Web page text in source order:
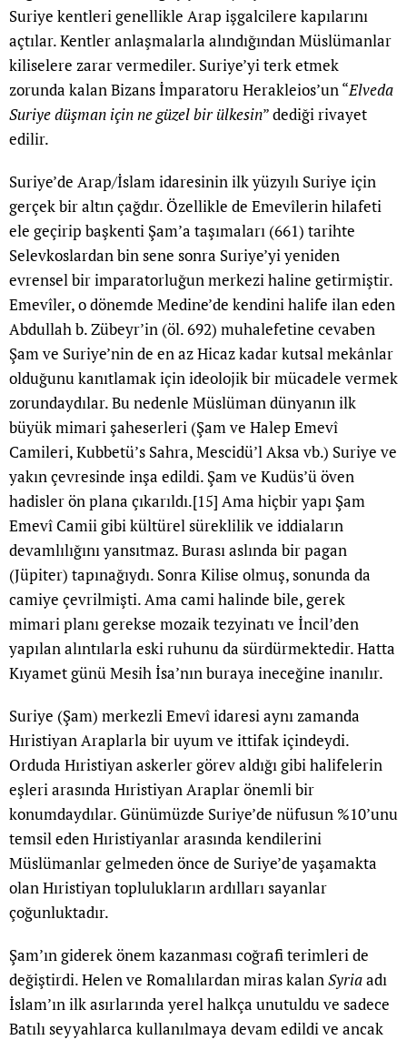
Suriye kentleri genellikle Arap işgalcilere kapılarını
açtılar. Kentler anlaşmalarla alındığından Müslümanlar
kiliselere zarar vermediler. Suriye’yi terk etmek
zorunda kalan Bizans İmparatoru Herakleios’un “Elveda
Suriye düşman için ne güzel bir ülkesin” dediği rivayet
edilir.
Suriye’de Arap/İslam idaresinin ilk yüzyılı Suriye için
gerçek bir altın çağdır. Özellikle de Emevîlerin hilafeti
ele geçirip başkenti Şam’a taşımaları (661) tarihte
Selevkoslardan bin sene sonra Suriye’yi yeniden
evrensel bir imparatorluğun merkezi haline getirmiştir.
Emevîler, o dönemde Medine’de kendini halife ilan eden
Abdullah b. Zübeyr’in (öl. 692) muhalefetine cevaben
Şam ve Suriye’nin de en az Hicaz kadar kutsal mekânlar
olduğunu kanıtlamak için ideolojik bir mücadele vermek
zorundaydılar. Bu nedenle Müslüman dünyanın ilk
büyük mimari şaheserleri (Şam ve Halep Emevî
Camileri, Kubbetü’s Sahra, Mescidü’l Aksa vb.) Suriye ve
yakın çevresinde inşa edildi. Şam ve Kudüs’ü öven
hadisler ön plana çıkarıldı.[15] Ama hiçbir yapı Şam
Emevî Camii gibi kültürel süreklilik ve iddiaların
devamlılığını yansıtmaz. Burası aslında bir pagan
(Jüpiter) tapınağıydı. Sonra Kilise olmuş, sonunda da
camiye çevrilmişti. Ama cami halinde bile, gerek
mimari planı gerekse mozaik tezyinatı ve İncil’den
yapılan alıntılarla eski ruhunu da sürdürmektedir. Hatta
Kıyamet günü Mesih İsa’nın buraya ineceğine inanılır.
Suriye (Şam) merkezli Emevî idaresi aynı zamanda
Hıristiyan Araplarla bir uyum ve ittifak içindeydi.
Orduda Hıristiyan askerler görev aldığı gibi halifelerin
eşleri arasında Hıristiyan Araplar önemli bir
konumdaydılar. Günümüzde Suriye’de nüfusun %10’unu
temsil eden Hıristiyanlar arasında kendilerini
Müslümanlar gelmeden önce de Suriye’de yaşamakta
olan Hıristiyan toplulukların ardılları sayanlar
çoğunluktadır.
Şam’ın giderek önem kazanması coğrafi terimleri de
değiştirdi. Helen ve Romalılardan miras kalanSyriaadı
İslam’ın ilk asırlarında yerel halkça unutuldu ve sadece
Batılı seyyahlarca kullanılmaya devam edildi ve ancak